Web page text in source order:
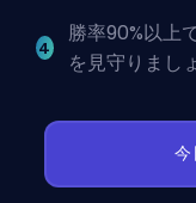
勝率90%以上
を見守りまし
今